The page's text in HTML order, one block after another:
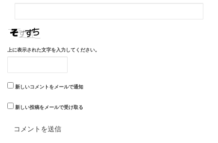
上に表示された文字を入力してください。
新しいコメントをメールで通知
新しい投稿をメールで受け取る